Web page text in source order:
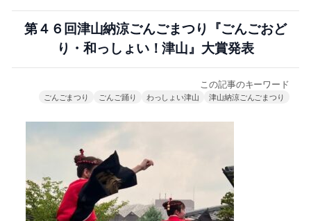
第４６回津山納涼ごんごまつり『ごんごおど
り・和っしょい！津山』大賞発表
この記事のキーワード
ごんごまつり ごんご踊り わっしょい津山 津山納涼ごんごまつり